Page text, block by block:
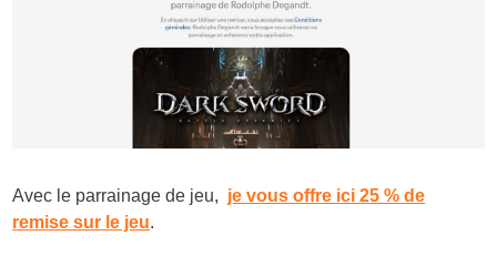
Avec le parrainage de jeu, je vous offre ici 25 % de
remise sur le jeu.